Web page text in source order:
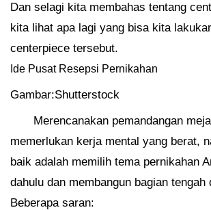
Dan selagi kita membahas tentang
kita lihat apa lagi yang bisa kita
centerpiece tersebut.
Ide Pusat Resepsi Pernikahan
Gambar:Shutterstock
Merencanakan pemandangan
memerlukan kerja mental yang berat,
baik adalah memilih tema pernikahan
dahulu dan membangun bagian
Beberapa saran: